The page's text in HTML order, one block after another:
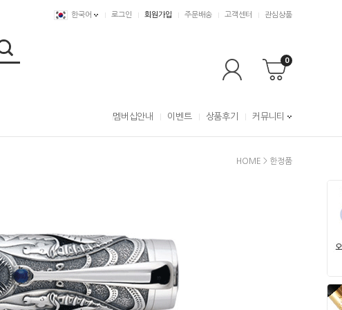
한국어 로그인 회원가입 주문배송 고객센터 관심상품
0
멤버십안내 이벤트 상품후기 커뮤니티
HOME > 한정품